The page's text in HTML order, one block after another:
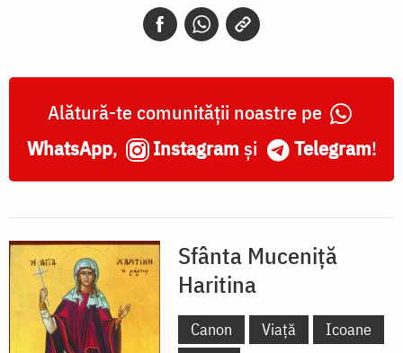
Alătură-te comunității noastre pe
WhatsApp, Instagram și Telegram!
Sfânta Muceniță
Haritina
Canon Viață
Icoane